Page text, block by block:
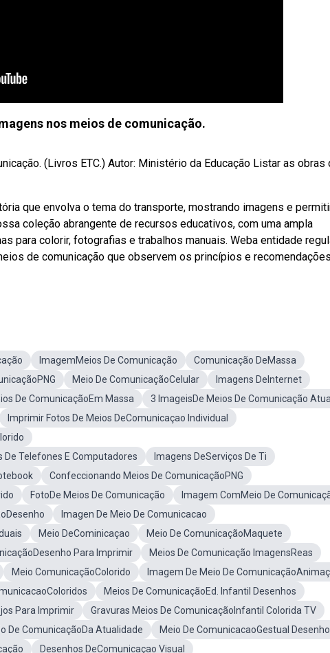
nos meios de comunicação.
(Livros ETC.) Autor: Ministério da Educação Listar as obras
que envolva o tema do transporte, mostrando imagens e
coleção abrangente de recursos educativos, com uma ampla
para colorir, fotografias e trabalhos manuais. Weba entidade
de comunicação que observem os princípios e
ImagemMeios De Comunicação
Comunicação DeMassa
Meio De ComunicaçãoCelular
Imagens DeInternet
De ComunicaçãoEm Massa
3 ImageisDe Meios De Comunicação
Imprimir Fotos De Meios DeComunicaçao Individual
De Telefones E Computadores
Imagens DeServiços De Ti
Confeccionando Meios De ComunicaçãoPNG
FotoDe Meios De Comunicação
Imagem ComMeio De
Imagen De Meio De Comunicacao
Meio DeCominicaçao
Meio De ComunicaçãoMaquete
Para Imprimir
Meios De Comunicação ImagensReas
Meio ComunicaçãoColorido
Imagem De Meio De
Meios De ComunicaçãoEd. Infantil Desenhos
Para Imprimir
Gravuras Meios De ComunicaçãoInfantil Colorida TV
De ComunicaçãoDa Atualidade
Meio De ComunicacaoGestual Desenho
Desenhos DeComunicaçao Visual